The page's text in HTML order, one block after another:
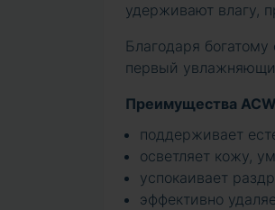
удерживают влагу,
Благодаря богатому
первый
Преимущества
поддерживает
осветляет кожу,
успокаивает
эффективно